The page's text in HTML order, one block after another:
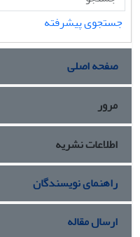
جستجوی پیشرفته
صفحه اصلی
مرور
اطلاعات نشریه
راهنمای نویسندگان
ارسال مقاله